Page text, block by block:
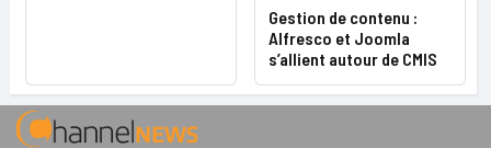
Gestion de contenu :
Alfresco et Joomla
s’allient autour de CMIS